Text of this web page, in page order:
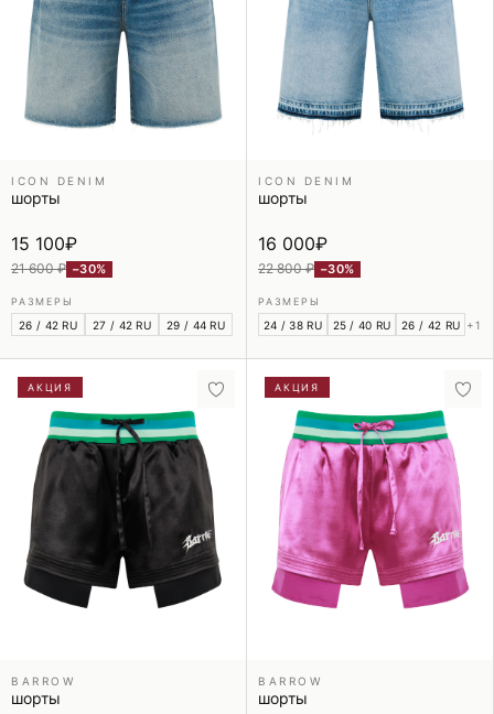
ICON DENIM
шорты
15 100₽
21 600 ₽ −30%
РАЗМЕРЫ
26 / 42 RU 27 / 42 RU 29 / 44 RU
ICON DENIM
шорты
16 000₽
22 800 ₽ −30%
РАЗМЕРЫ
24 / 38 RU 25 / 40 RU 26 / 42 RU +1
АКЦИЯ
BARROW
шорты
АКЦИЯ
BARROW
шорты